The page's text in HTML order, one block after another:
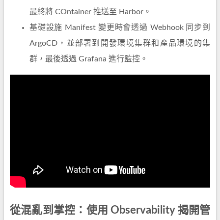
最終將 COntainer 推送至 Harbor。
基礎設施 Manifest 變更時會透過 Webhook 同步到
ArgoCD，並部署到開發環境集群和產品環境的集
群，最後透過 Grafana 進行監控。
從混亂到掌控：使用 Observability 揭開管